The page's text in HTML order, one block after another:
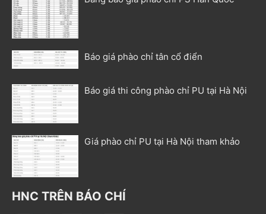
Báo giá phào chỉ tân cổ điển
Báo giá thi công phào chỉ PU tại Hà Nội
Giá phào chỉ PU tại Hà Nội tham khảo
HNC TRÊN BÁO CHÍ